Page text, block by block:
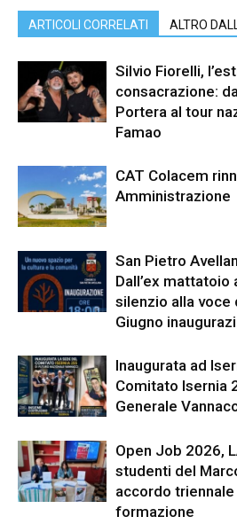
ARTICOLI CORRELATI ALTRO
Silvio Fiorelli,
consacrazione:
Portera al tour
Famao
CAT Colacem
Amministrazione
San Pietro
Dall’ex mattatoio
silenzio alla voce
Giugno
Inaugurata ad
Comitato Isernia
Generale
Open Job 2026,
studenti del
accordo
formazione